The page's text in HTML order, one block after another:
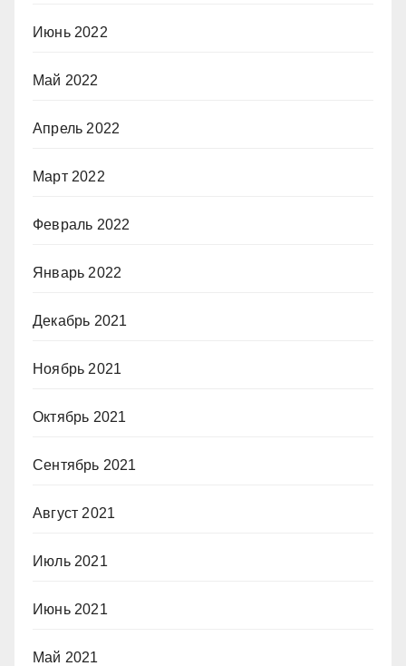
Июнь 2022
Май 2022
Апрель 2022
Март 2022
Февраль 2022
Январь 2022
Декабрь 2021
Ноябрь 2021
Октябрь 2021
Сентябрь 2021
Август 2021
Июль 2021
Июнь 2021
Май 2021